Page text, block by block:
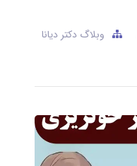
وبلاگ دکتر دیانا